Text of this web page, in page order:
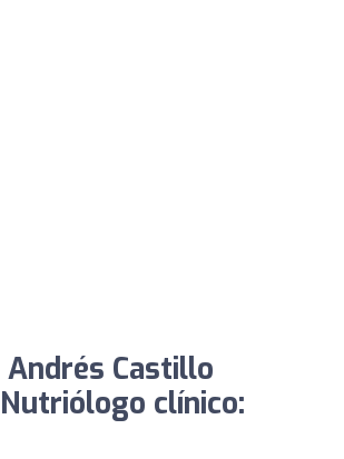
Andrés Castillo
clínico: